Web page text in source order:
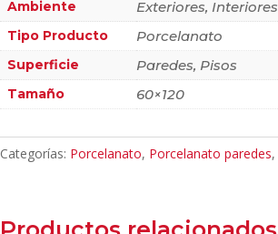
Ambiente Exteriores, Interiores
Tipo Producto Porcelanato
Superficie Paredes, Pisos
Tamaño 60×120
Categorías: Porcelanato, Porcelanato paredes,